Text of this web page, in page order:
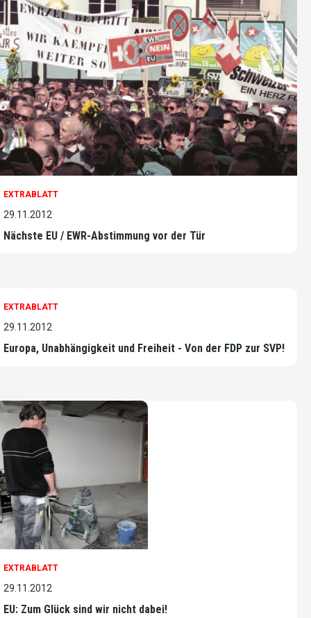
EXTRABLATT
29.11.2012
Nächste EU / EWR-Abstimmung vor der Tür
EXTRABLATT
29.11.2012
Europa, Unabhängigkeit und Freiheit - Von der FDP zur SVP!
EXTRABLATT
29.11.2012
EU: Zum Glück sind wir nicht dabei!